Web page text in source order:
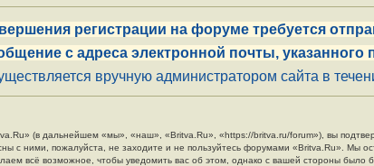
регистрации на форуме требуется
с адреса электронной почты, указанного
вручную администратором сайта в
(в дальнейшем «мы», «наш», «Britva.Ru», «https://britva.ru/forum»), вы
с ними, пожалуйста, не заходите и не пользуйтесь форумами «Britva.Ru». Мы
всё возможное, чтобы уведомить вас об этом, однако с вашей стороны было